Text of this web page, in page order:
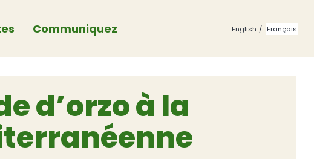
Communiquez English Français
d’orzo à la